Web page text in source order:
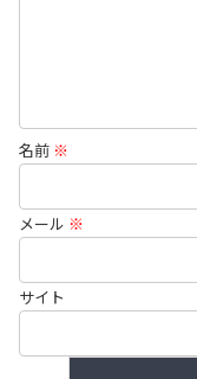
名前 ※
メール ※
サイト